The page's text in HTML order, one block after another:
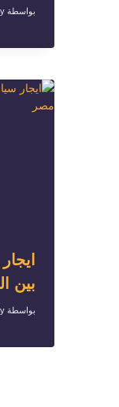
بواسطة
بين
بواسطة